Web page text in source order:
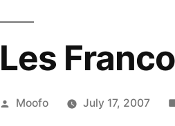
Les
Posted
Moofo July 17, 2007